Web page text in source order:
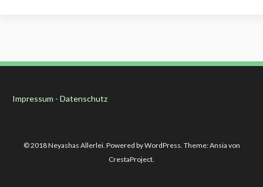
Impressum - Datenschutz
© 2018 Neyashas Allerlei. Powered by WordPress. Theme: Ansia von
CrestaProject.